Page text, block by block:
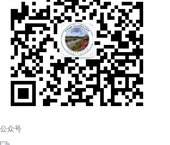
公众号